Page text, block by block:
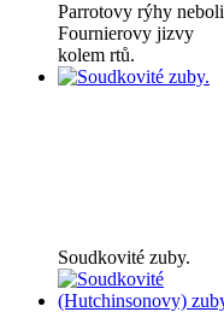
Parrotovy rýhy neboli
Fournierovy jizvy
kolem rtů.
Soudkovité zuby.